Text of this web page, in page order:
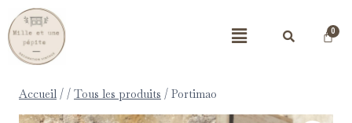
Accueil / / Tous les produits / Portimao